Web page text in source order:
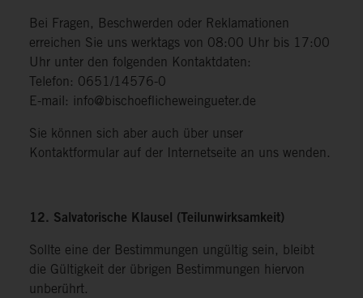
Bei Fragen, Beschwerden oder Reklamationen
erreichen Sie uns werktags von 08:00 Uhr bis 17:00
Uhr unter den folgenden Kontaktdaten:
Telefon: 0651/14576-0
E-mail: info@bischoeflicheweingueter.de
Sie können sich aber auch über unser
Kontaktformular auf der Internetseite an uns wenden.
12. Salvatorische Klausel (Teilunwirksamkeit)
Sollte eine der Bestimmungen ungültig sein, bleibt
die Gültigkeit der übrigen Bestimmungen hiervon
unberührt.